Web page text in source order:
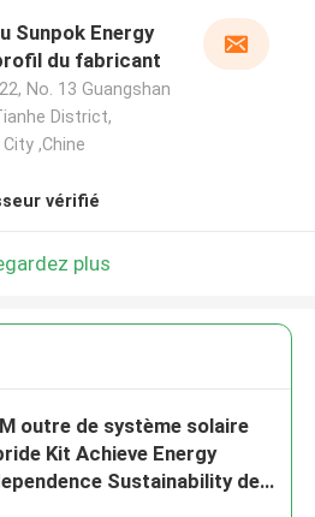
Sunpok Energy
du fabricant
No. 13 Guangshan
District,
,Chine
vérifié
plus
outre de système solaire
Kit Achieve Energy
Sustainability de